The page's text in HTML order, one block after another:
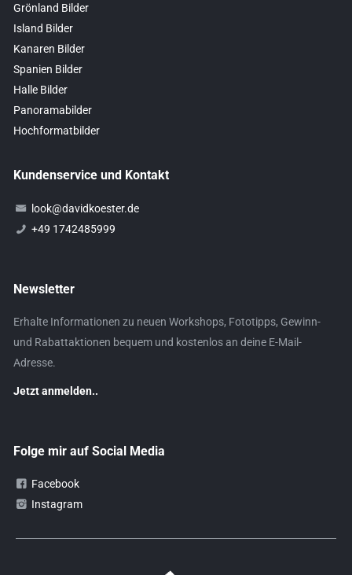
Grönland Bilder
Island Bilder
Kanaren Bilder
Spanien Bilder
Halle Bilder
Panoramabilder
Hochformatbilder
Kundenservice und Kontakt
look@davidkoester.de
+49 1742485999
Newsletter
Erhalte Informationen zu neuen Workshops, Fototipps, Gewinn-
und Rabattaktionen bequem und kostenlos an deine E-Mail-
Adresse.
Jetzt anmelden..
Folge mir auf Social Media
Facebook
Instagram